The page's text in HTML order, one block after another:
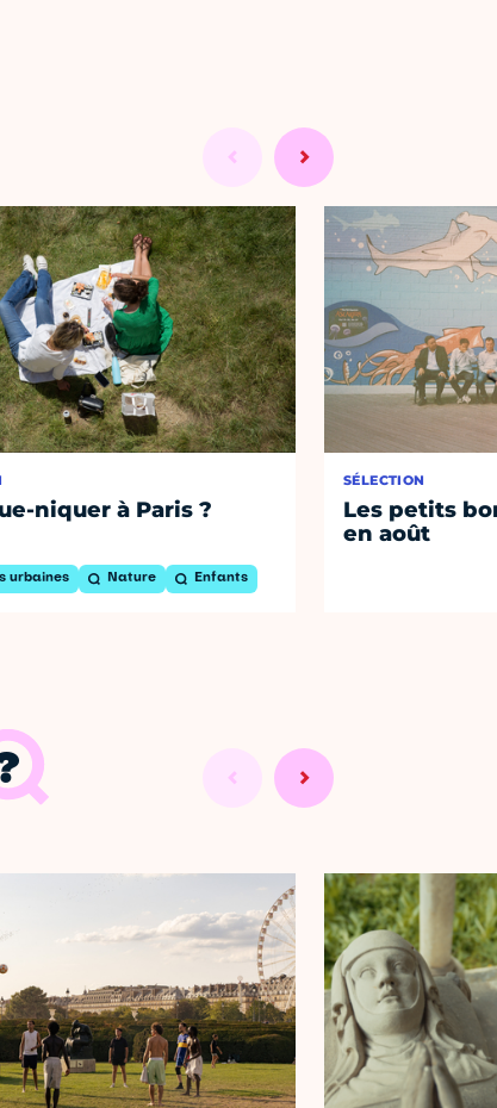
niquer à Paris ?
urbaines Nature Enfants
SÉLECTION
Les petits
en août